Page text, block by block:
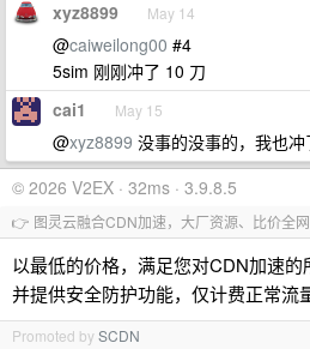
xyz8899 May 14
@caiweilong00 #4
5sim 刚刚冲了 10 刀
cai1 May 15
@xyz8899 没事的没事的，我也冲
© 2026 V2EX · 32ms · 3.9.8.5
👉 图灵云融合CDN加速，大厂资源、比价全网
以最低的价格，满足您对CDN加速的
并提供安全防护功能，仅计费正常流
Promoted bySCDN